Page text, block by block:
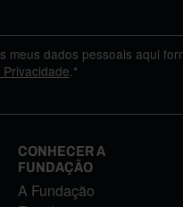
meus dados pessoais aqui
.*
CONHECER A
FUNDAÇÃO
A Fundação